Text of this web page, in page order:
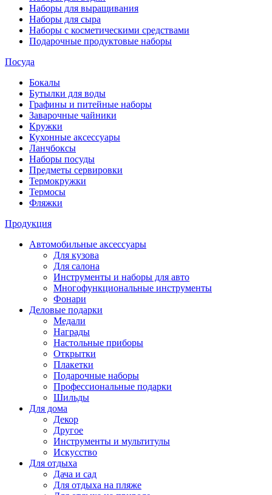
Наборы для выращивания
Наборы для сыра
Наборы с косметическими средствами
Подарочные продуктовые наборы
Посуда
Бокалы
Бутылки для воды
Графины и питейные наборы
Заварочные чайники
Кружки
Кухонные аксессуары
Ланчбоксы
Наборы посуды
Предметы сервировки
Термокружки
Термосы
Фляжки
Продукция
Автомобильные аксессуары
Для кузова
Для салона
Инструменты и наборы для авто
Многофункциональные инструменты
Фонари
Деловые подарки
Медали
Награды
Настольные приборы
Открытки
Плакетки
Подарочные наборы
Профессиональные подарки
Шильды
Для дома
Декор
Другое
Инструменты и мультитулы
Искусство
Для отдыха
Дача и сад
Для отдыха на пляже